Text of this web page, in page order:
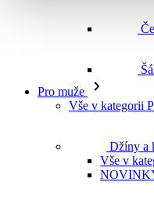
Pro muže
Vše v kategorii
Džíny a
Vše v